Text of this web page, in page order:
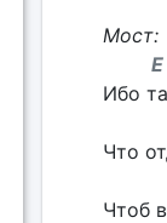
Мост:
E
Ибо
Что
Чтоб